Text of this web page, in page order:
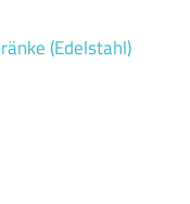
(Edelstahl)